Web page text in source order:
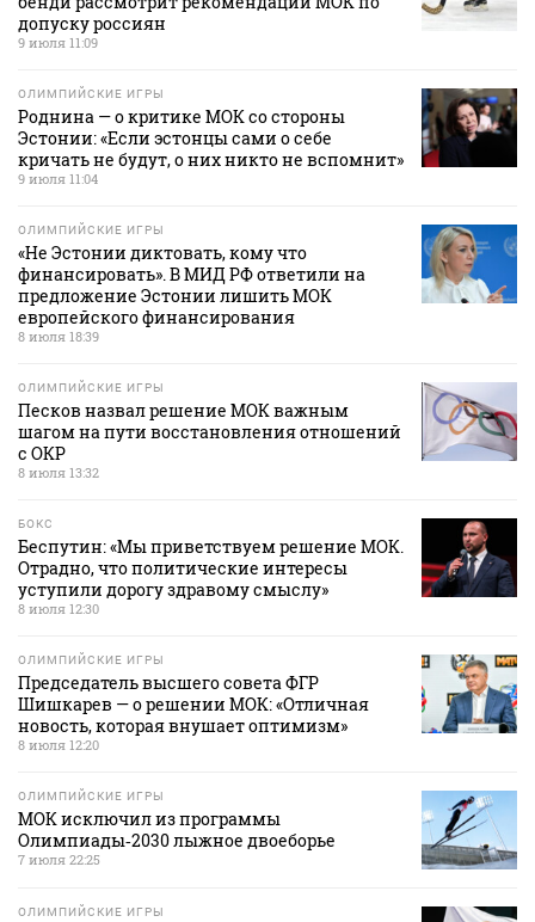
допуску россиян
9 июля 11:09
ОЛИМПИЙСКИЕ ИГРЫ
Роднина — о критике МОК со стороны
Эстонии: «Если эстонцы сами о себе
кричать не будут, о них никто не вспомнит»
9 июля 11:04
ОЛИМПИЙСКИЕ ИГРЫ
«Не Эстонии диктовать, кому что
финансировать». В МИД РФ ответили на
предложение Эстонии лишить МОК
европейского финансирования
8 июля 18:39
ОЛИМПИЙСКИЕ ИГРЫ
Песков назвал решение МОК важным
шагом на пути восстановления отношений
с ОКР
8 июля 13:32
БОКС
Беспутин: «Мы приветствуем решение МОК.
Отрадно, что политические интересы
уступили дорогу здравому смыслу»
8 июля 12:30
ОЛИМПИЙСКИЕ ИГРЫ
Председатель высшего совета ФГР
Шишкарев — о решении МОК: «Отличная
новость, которая внушает оптимизм»
8 июля 12:20
ОЛИМПИЙСКИЕ ИГРЫ
МОК исключил из программы
Олимпиады‑2030 лыжное двоеборье
7 июля 22:25
ОЛИМПИЙСКИЕ ИГРЫ